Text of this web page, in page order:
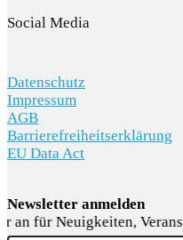
Social Media
Datenschutz
Impressum
AGB
Barrierefreiheitserklärung
EU Data Act
Newsletter anmelden